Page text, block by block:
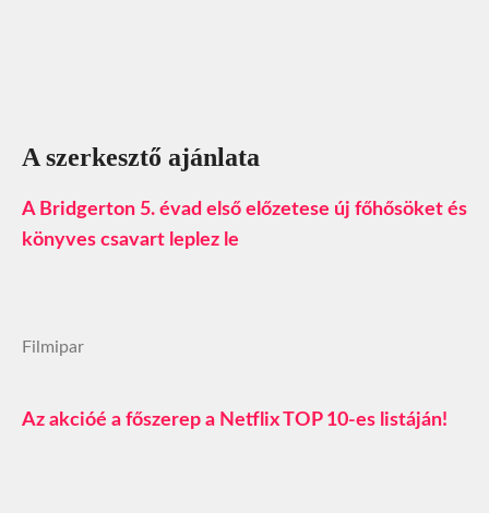
A szerkesztő ajánlata
A Bridgerton 5. évad első előzetese új főhősöket és
könyves csavart leplez le
Filmipar
Az akcióé a főszerep a Netflix TOP 10-es listáján!